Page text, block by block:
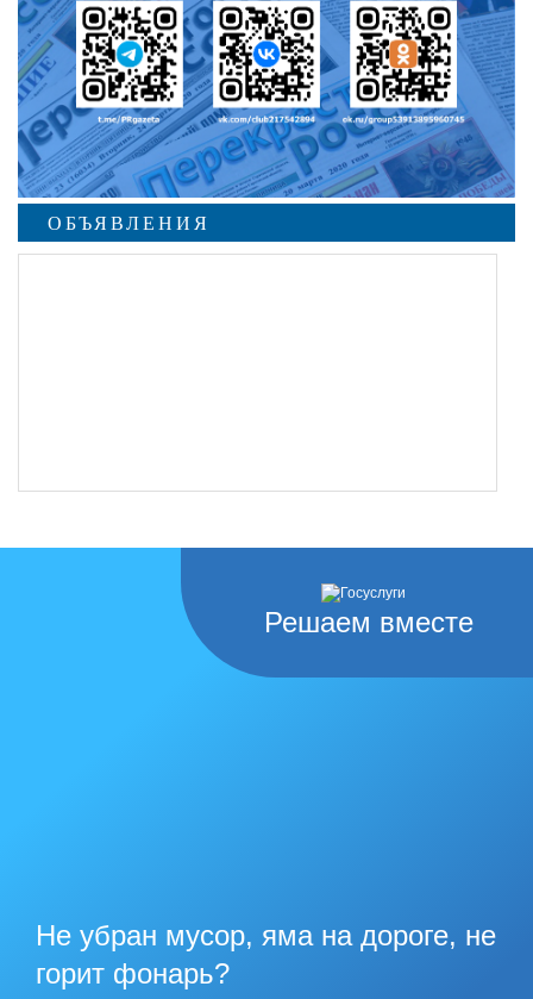
ОБЪЯВЛЕНИЯ
Решаем вместе
Не убран мусор, яма на дороге, не
горит фонарь?